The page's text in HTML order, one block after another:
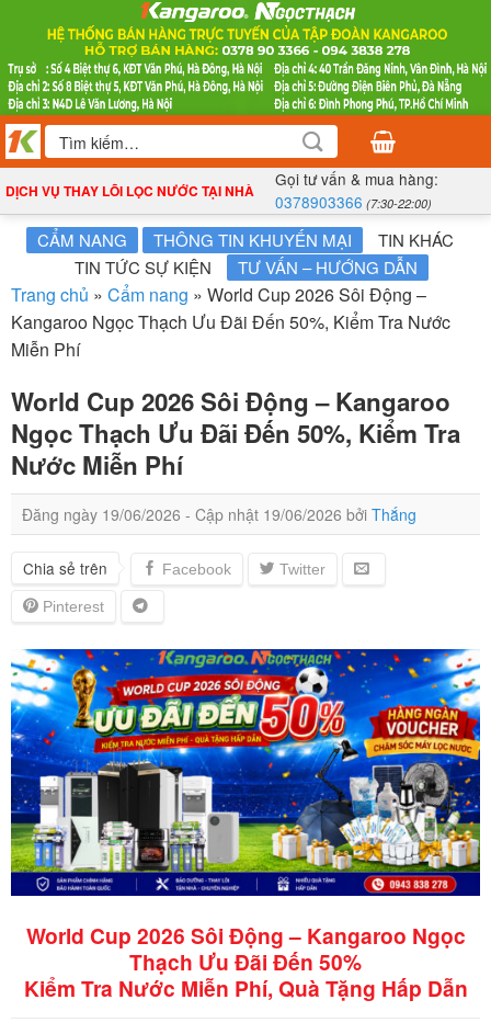
nội
dung
Tìm
kiếm:
DỊCH VỤ THAY LÕI LỌC NƯỚC TẠI NHÀ
Gọi tư vấn & mua hàng:
0378903366 (7:30-22:00)
CẨM NANG THÔNG TIN KHUYẾN MẠI
TIN KHÁC
TIN TỨC SỰ KIỆN
TƯ VẤN – HƯỚNG DẪN
Trang chủ » Cẩm nang » World Cup 2026 Sôi Động –
Kangaroo Ngọc Thạch Ưu Đãi Đến 50%, Kiểm Tra Nước
Miễn Phí
World Cup 2026 Sôi Động – Kangaroo
Ngọc Thạch Ưu Đãi Đến 50%, Kiểm Tra
Nước Miễn Phí
Đăng ngày 19/06/2026 - Cập nhật 19/06/2026 bởi Thắng
Chia sẻ trên
World Cup 2026 Sôi Động – Kangaroo Ngọc
Thạch Ưu Đãi Đến 50%
Kiểm Tra Nước Miễn Phí, Quà Tặng Hấp Dẫn